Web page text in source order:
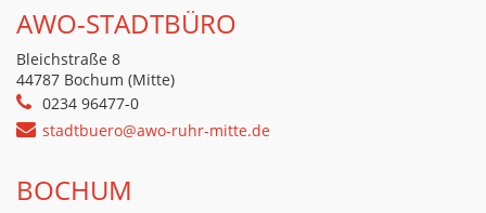
AWO-STADTBÜRO
Bleichstraße 8
44787 Bochum (Mitte)
0234 96477-0
stadtbuero@awo-ruhr-mitte.de
BOCHUM